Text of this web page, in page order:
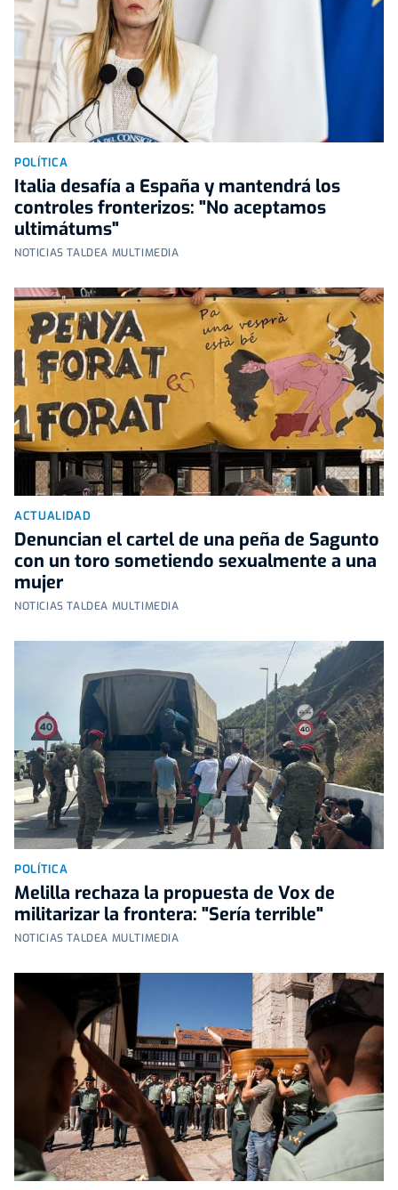
POLÍTICA
Italia desafía a España y mantendrá los
controles fronterizos: "No aceptamos
ultimátums"
NOTICIAS TALDEA MULTIMEDIA
ACTUALIDAD
Denuncian el cartel de una peña de Sagunto
con un toro sometiendo sexualmente a una
mujer
NOTICIAS TALDEA MULTIMEDIA
POLÍTICA
Melilla rechaza la propuesta de Vox de
militarizar la frontera: "Sería terrible"
NOTICIAS TALDEA MULTIMEDIA